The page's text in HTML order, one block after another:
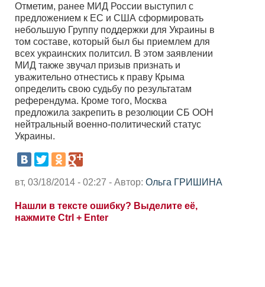
Отметим, ранее МИД России выступил с
предложением к ЕС и США сформировать
небольшую Группу поддержки для Украины в
том составе, который был бы приемлем для
всех украинских политсил. В этом заявлении
МИД также звучал призыв признать и
уважительно отнестись к праву Крыма
определить свою судьбу по результатам
референдума. Кроме того, Москва
предложила закрепить в резолюции СБ ООН
нейтральный военно-политический статус
Украины.
вт, 03/18/2014 - 02:27 - Автор: Ольга ГРИШИНА
Нашли в тексте ошибку? Выделите её,
нажмите Ctrl + Enter